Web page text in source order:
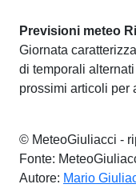
Previsioni meteo
Giornata
di temporali
prossimi articoli per
© MeteoGiuliacci -
Fonte:
Autore: Mario